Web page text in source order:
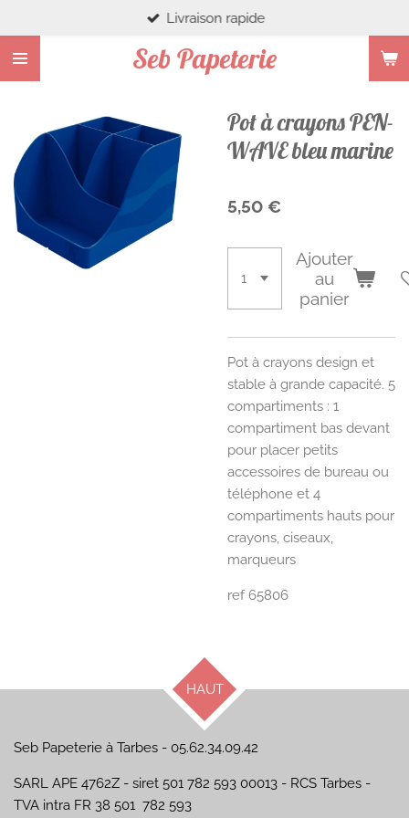
au
contenu
principal
Seb Papeterie
Livraison rapide
Pot à crayons PEN-
WAVE bleu marine
5,50 €
Ajouter
au
panier
Pot à crayons design et
stable à grande capacité. 5
compartiments : 1
compartiment bas devant
pour placer petits
accessoires de bureau ou
téléphone et 4
compartiments hauts pour
crayons, ciseaux,
marqueurs
ref 65806
HAUT
Seb Papeterie à Tarbes - 05.62.34.09.42
SARL APE 4762Z - siret 501 782 593 00013 - RCS Tarbes -
TVA intra FR 38 501 782 593